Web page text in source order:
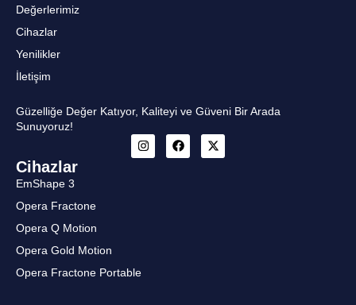
Değerlerimiz
Cihazlar
Yenilikler
İletişim
Güzelliğe Değer Katıyor, Kaliteyi ve Güveni Bir Arada
Sunuyoruz!
Cihazlar
EmShape 3
Opera Fractone
Opera Q Motion
Opera Gold Motion
Opera Fractone Portable